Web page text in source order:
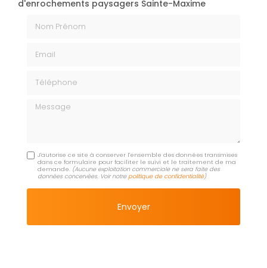
d'enrochements paysagers Sainte-Maxime
Message
J'autorise ce site à conserver l'ensemble des données transmises
dans ce formulaire pour faciliter le suivi et le traitement de ma
demande. (Aucune exploitation commerciale ne sera faite des
données concervées. Voir notre politique de confidentialité)